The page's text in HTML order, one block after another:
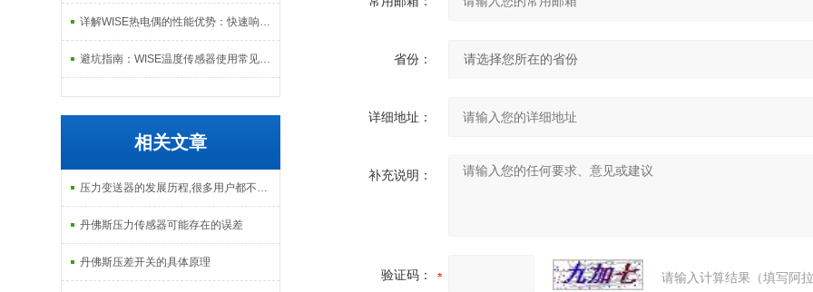
详解WISE热电偶的性能优势：快速响应、高稳定性与抗干扰能力，适配复杂工况需求
避坑指南：WISE温度传感器使用常见误区及纠正方法
相关文章
压力变送器的发展历程,很多用户都不知道
丹佛斯压力传感器可能存在的误差
丹佛斯压差开关的具体原理
省份：
详细地址：
补充说明：
验证码： 请输入计算结果（填写阿